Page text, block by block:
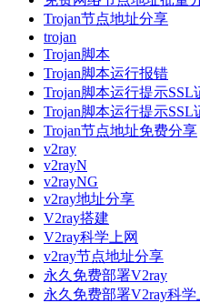
Trojan节点地址分享
trojan
Trojan脚本
Trojan脚本运行报错
Trojan脚本运行提示SSL
Trojan脚本运行提示
Trojan节点地址免费分享
v2ray
v2rayN
v2rayNG
v2ray地址分享
V2ray搭建
V2ray科学上网
v2ray节点地址分享
永久免费部署V2ray
永久免费部署V2ray科学